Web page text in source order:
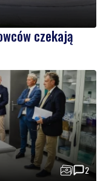
czekają
2